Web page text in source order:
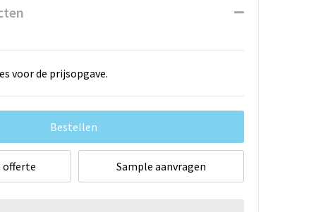
voor de prijsopgave.
Bestellen
offerte Sample aanvragen